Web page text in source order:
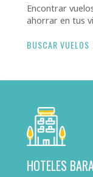
Encontrar
ahorrar en tus
BUSCAR VUELOS
HOTELES